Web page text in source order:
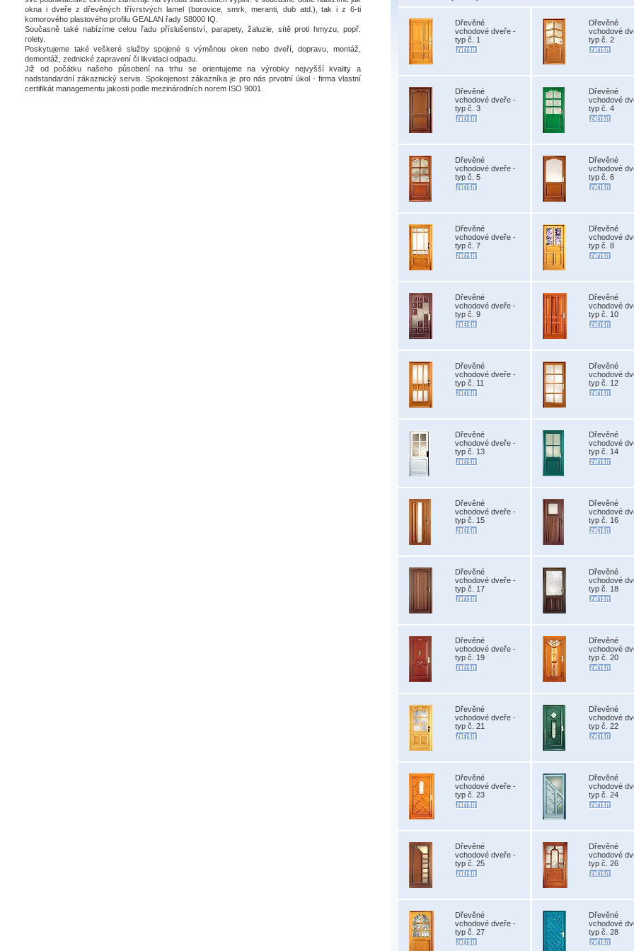
okna i dveře z dřevěných třívrstvých lamel (borovice, smrk, meranti, dub atd.), tak i z 6-ti
komorového plastového profilu GEALAN řady S8000 IQ.
Současně také nabízíme celou řadu příslušenství, parapety, žaluzie, sítě proti hmyzu, popř.
rolety.
Poskytujeme také veškeré služby spojené s výměnou oken nebo dveří, dopravu, montáž,
demontáž, zednické zapravení či likvidaci odpadu.
Již od počátku našeho působení na trhu se orientujeme na výrobky nejvyšší kvality a
nadstandardní zákaznický servis. Spokojenost zákazníka je pro nás prvotní úkol - firma vlastní
certifikát managementu jakosti podle mezinárodních norem ISO 9001.
Dřevěné
vchodové dveře -
typ č. 1
Dřevěné
vchodové
typ č. 2
Dřevěné
vchodové dveře -
typ č. 3
Dřevěné
vchodové
typ č. 4
Dřevěné
vchodové dveře -
typ č. 5
Dřevěné
vchodové
typ č. 6
Dřevěné
vchodové dveře -
typ č. 7
Dřevěné
vchodové
typ č. 8
Dřevěné
vchodové dveře -
typ č. 9
Dřevěné
vchodové
typ č. 10
Dřevěné
vchodové dveře -
typ č. 11
Dřevěné
vchodové
typ č. 12
Dřevěné
vchodové dveře -
typ č. 13
Dřevěné
vchodové
typ č. 14
Dřevěné
vchodové dveře -
typ č. 15
Dřevěné
vchodové
typ č. 16
Dřevěné
vchodové dveře -
typ č. 17
Dřevěné
vchodové
typ č. 18
Dřevěné
vchodové dveře -
typ č. 19
Dřevěné
vchodové
typ č. 20
Dřevěné
vchodové dveře -
typ č. 21
Dřevěné
vchodové
typ č. 22
Dřevěné
vchodové dveře -
typ č. 23
Dřevěné
vchodové
typ č. 24
Dřevěné
vchodové dveře -
typ č. 25
Dřevěné
vchodové
typ č. 26
Dřevěné
vchodové dveře -
typ č. 27
Dřevěné
vchodové
typ č. 28